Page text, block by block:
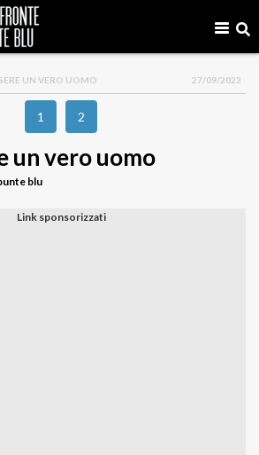
UN VERO UOMO 27/09/2023
1 2
un vero uomo
blu